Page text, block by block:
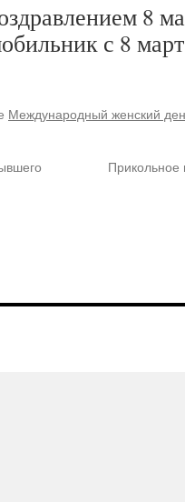
8
с 8
Международный женский
Прикольное